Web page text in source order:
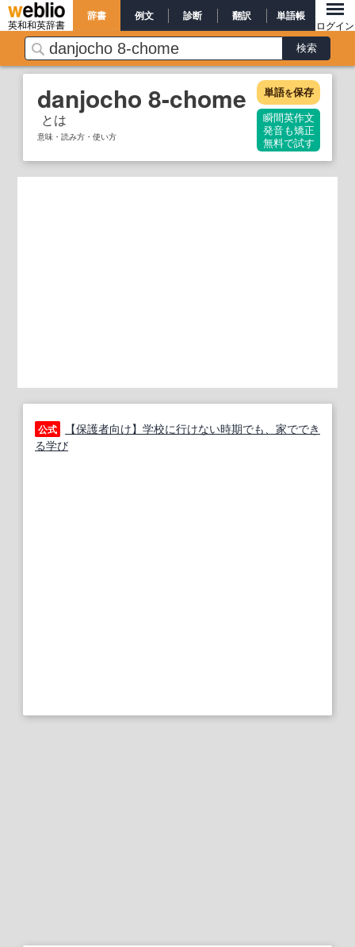
英和和英辞書
辞書 例文 診断 翻訳 単語帳
ログイン
danjocho 8-chome
とは
意味・読み方・使い方
単語を保存
瞬間英作文
発音も矯正
無料で試す
公式
【保護者向け】学校に行けない時期でも、家ででき
る学び